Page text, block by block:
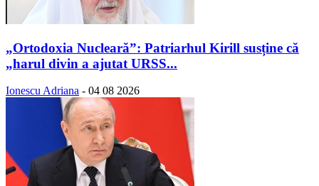
„Ortodoxia Nucleară”: Patriarhul Kirill susține că
„harul divin a ajutat URSS...
Ionescu Adriana - 04 08 2026